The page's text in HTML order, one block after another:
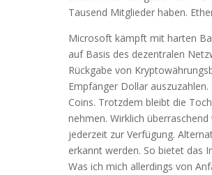
Tausend Mitglieder haben.
Microsoft kämpft mit harten
auf Basis des dezentralen
Rückgabe von
Empfänger Dollar
Coins. Trotzdem bleibt die
nehmen. Wirklich
jederzeit zur Verfügung.
erkannt werden. So bietet das
Was ich mich allerdings von